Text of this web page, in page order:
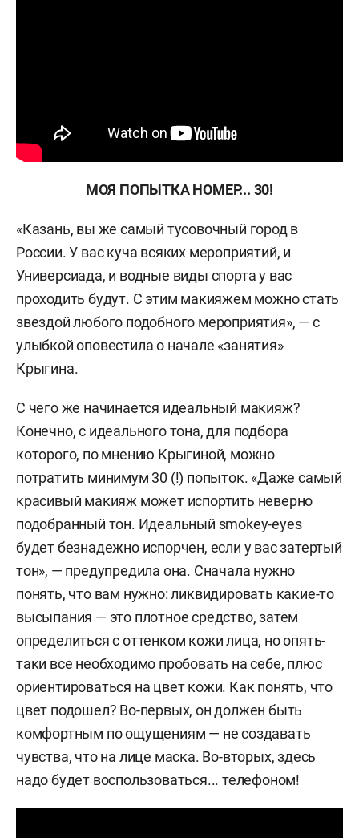
МОЯ ПОПЫТКА НОМЕР... 30!
«Казань, вы же самый тусовочный город в
России. У вас куча всяких мероприятий, и
Универсиада, и водные виды спорта у вас
проходить будут. С этим макияжем можно стать
звездой любого подобного мероприятия», — с
улыбкой оповестила о начале «занятия»
Крыгина.
С чего же начинается идеальный макияж?
Конечно, с идеального тона, для подбора
которого, по мнению Крыгиной, можно
потратить минимум 30 (!) попыток. «Даже самый
красивый макияж может испортить неверно
подобранный тон. Идеальный smokey-eyes
будет безнадежно испорчен, если у вас затертый
тон», — предупредила она. Сначала нужно
понять, что вам нужно: ликвидировать какие-то
высыпания — это плотное средство, затем
определиться с оттенком кожи лица, но опять-
таки все необходимо пробовать на себе, плюс
ориентироваться на цвет кожи. Как понять, что
цвет подошел? Во-первых, он должен быть
комфортным по ощущениям — не создавать
чувства, что на лице маска. Во-вторых, здесь
надо будет воспользоваться... телефоном!